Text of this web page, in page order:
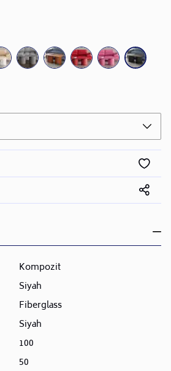
Kompozit
Siyah
Fiberglass
Siyah
100
50